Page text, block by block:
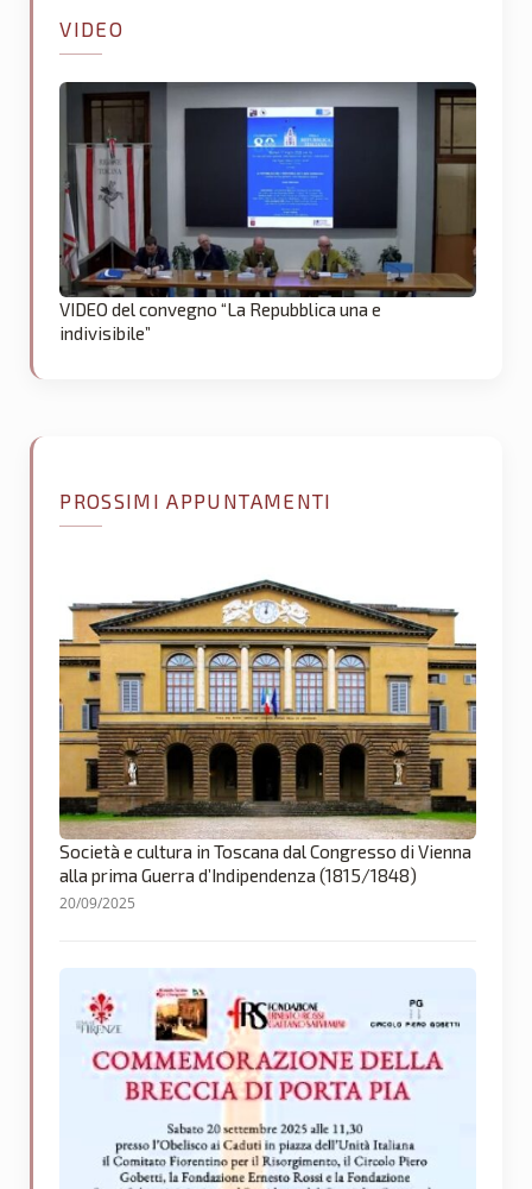
VIDEO
VIDEO del convegno “La Repubblica una e
indivisibile”
PROSSIMI APPUNTAMENTI
Società e cultura in Toscana dal Congresso di Vienna
alla prima Guerra d’Indipendenza (1815/1848)
20/09/2025